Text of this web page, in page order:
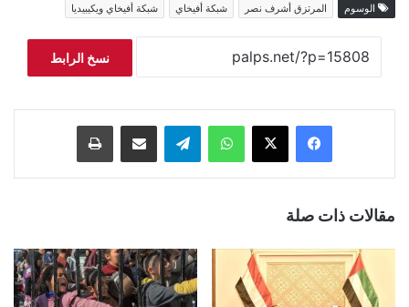
الوسوم المرتزق أشرف نصر شبكة أفيخاي شبكة أفيخاي ويكيبيديا
نسخ الرابط
فيسبوك ‫X واتساب تيلقرام مشاركة عبر البريد طباعة
مقالات ذات صلة